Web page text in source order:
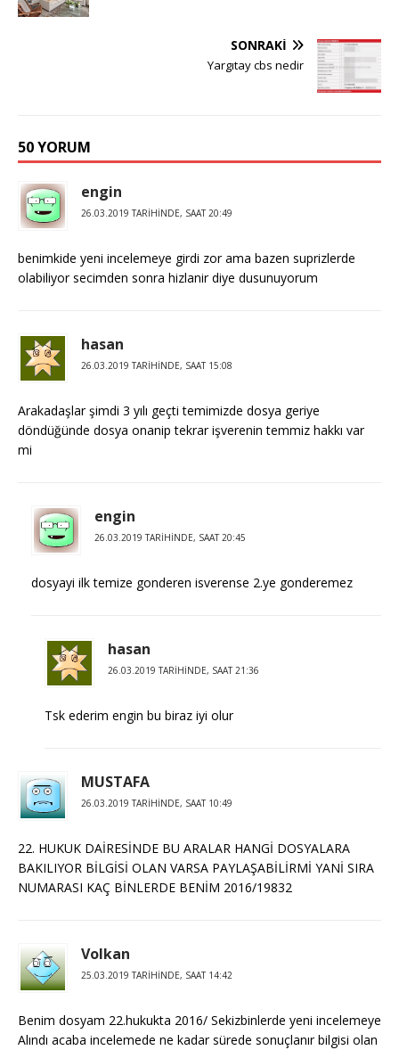
SONRAKI
Yargıtay cbs nedir
50 YORUM
engin
26.03.2019 TARIHINDE, SAAT 20:49
benimkide yeni incelemeye girdi zor ama bazen suprizlerde
olabiliyor secimden sonra hizlanir diye dusunuyorum
hasan
26.03.2019 TARIHINDE, SAAT 15:08
Arakadaşlar şimdi 3 yılı geçti temimizde dosya geriye
döndüğünde dosya onanip tekrar işverenin temmiz hakkı var
mi
engin
26.03.2019 TARIHINDE, SAAT 20:45
dosyayi ilk temize gonderen isverense 2.ye gonderemez
hasan
26.03.2019 TARIHINDE, SAAT 21:36
Tsk ederim engin bu biraz iyi olur
MUSTAFA
26.03.2019 TARIHINDE, SAAT 10:49
22. HUKUK DAİRESİNDE BU ARALAR HANGİ DOSYALARA
BAKILIYOR BİLGİSİ OLAN VARSA PAYLAŞABİLİRMİ YANİ SIRA
NUMARASI KAÇ BİNLERDE BENİM 2016/19832
Volkan
25.03.2019 TARIHINDE, SAAT 14:42
Benim dosyam 22.hukukta 2016/ Sekizbinlerde yeni incelemeye
Alındı acaba incelemede ne kadar sürede sonuçlanır bilgisi olan